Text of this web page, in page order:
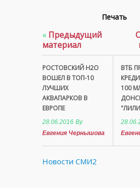
Печать
« Предыдущий
материал
РОСТОВСКИЙ Н2О
ВОШЕЛ В ТОП-10
ЛУЧШИХ
АКВАПАРКОВ В
ЕВРОПЕ
28.06.2016 By
Евгения Чернышова
ВТБ
100
Новости СМИ2